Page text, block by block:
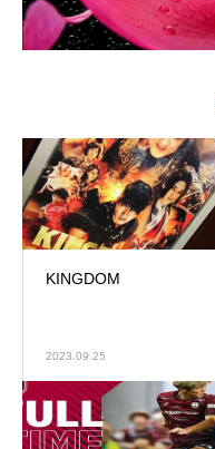
KINGDOM
2023.09.25